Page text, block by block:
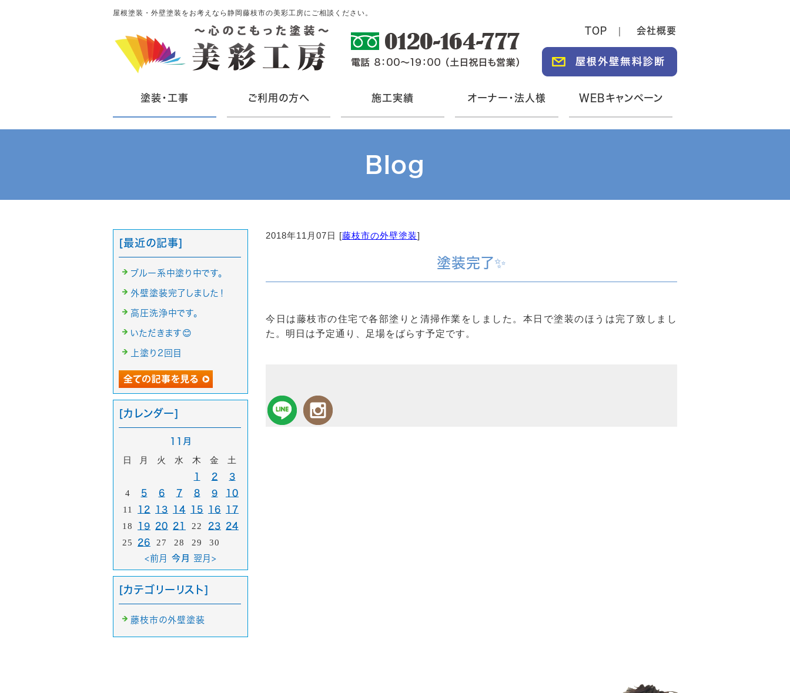
屋根塗装・外壁塗装をお考えなら静岡藤枝市の美彩工房にご相談ください。
TOP 会社概要
塗装・工事 ご利用の方へ 施工実績 オーナー・法人様 WEBキャンペーン
Blog
2018年11月07日 [藤枝市の外壁塗装]
塗装完了✨
今日は藤枝市の住宅で各部塗りと清掃作業をしました。本日で塗装のほうは完了致しまし
た。明日は予定通り、足場をばらす予定です。
[最近の記事]
ブルー系中塗り中です。
外壁塗装完了しました！
高圧洗浄中です。
いただきます😊
上塗り2回目
[カレンダー]
11月
日 月 火 水 木 金 土
1 2 3
4 5 6 7 8 9 10
11 12 13 14 15 16 17
18 19 20 21 22 23 24
25 26 27 28 29 30
<前月 今月 翌月>
[カテゴリーリスト]
藤枝市の外壁塗装